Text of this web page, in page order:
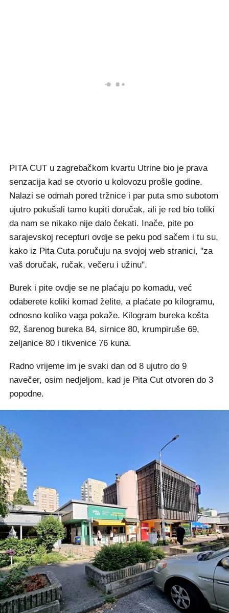
PITA CUT u zagrebačkom kvartu Utrine bio je prava
senzacija kad se otvorio u kolovozu prošle godine.
Nalazi se odmah pored tržnice i par puta smo subotom
ujutro pokušali tamo kupiti doručak, ali je red bio toliki
da nam se nikako nije dalo čekati. Inače, pite po
sarajevskoj recepturi ovdje se peku pod sačem i tu su,
kako iz Pita Cuta poručuju na svojoj web stranici, "za
vaš doručak, ručak, večeru i užinu".
Burek i pite ovdje se ne plaćaju po komadu, već
odaberete koliki komad želite, a plaćate po kilogramu,
odnosno koliko vaga pokaže. Kilogram bureka košta
92, šarenog bureka 84, sirnice 80, krumpiruše 69,
zeljanice 80 i tikvenice 76 kuna.
Radno vrijeme im je svaki dan od 8 ujutro do 9
navečer, osim nedjeljom, kad je Pita Cut otvoren do 3
popodne.